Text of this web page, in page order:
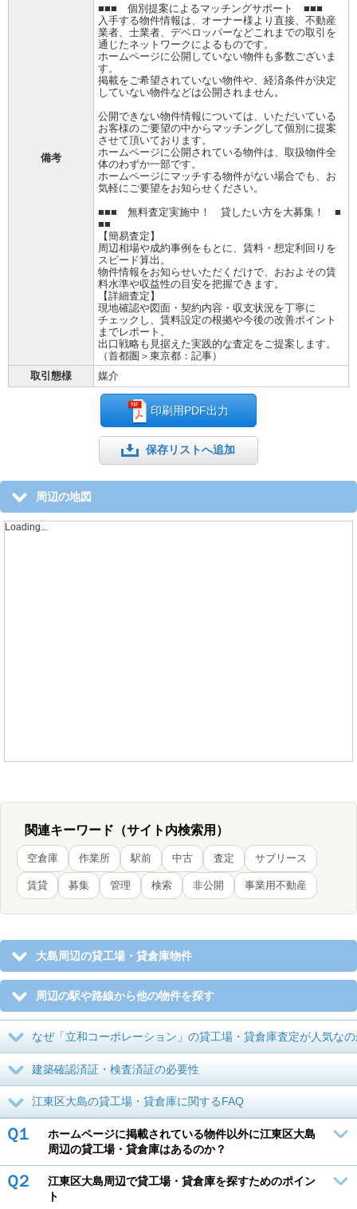
備考
■■■ 個別提案によるマッチングサポート ■■■
入手する物件情報は、オーナー様より直接、不動産
業者、士業者、デベロッパーなどこれまでの取引を
通じたネットワークによるものです。
ホームページに公開していない物件も多数ございま
す。
掲載をご希望されていない物件や、経済条件が決定
していない物件などは公開されません。
公開できない物件情報については、いただいている
お客様のご要望の中からマッチングして個別に提案
させて頂いております。
ホームページに公開されている物件は、取扱物件全
体のわずか一部です。
ホームページにマッチする物件がない場合でも、お
気軽にご要望をお知らせください。
■■■ 無料査定実施中！ 貸したい方を大募集！ ■
■■
【簡易査定】
周辺相場や成約事例をもとに、賃料・想定利回りを
スピード算出。
物件情報をお知らせいただくだけで、おおよその賃
料水準や収益性の目安を把握できます。
【詳細査定】
現地確認や図面・契約内容・収支状況を丁寧に
チェックし、賃料設定の根拠や今後の改善ポイント
までレポート。
出口戦略も見据えた実践的な査定をご提案します。
（首都圏＞東京都：記事）
取引態様
媒介
印刷用PDF出力
保存リストへ追加
周辺の地図
Loading...
関連キーワード（サイト内検索用）
空倉庫 作業所 駅前 中古 査定 サブリース
賃貸 募集 管理 検索 非公開 事業用不動産
大島周辺の貸工場・貸倉庫物件
周辺の駅や路線から他の物件を探す
なぜ「立和コーポレーション」の貸工場・貸倉庫査定が人気な
建築確認済証・検査済証の必要性
江東区大島の貸工場・貸倉庫に関するFAQ
Ｑ１
ホームページに掲載されている物件以外に江東区大島
周辺の貸工場・貸倉庫はあるのか？
Ｑ２
江東区大島周辺で貸工場・貸倉庫を探すためのポイン
ト